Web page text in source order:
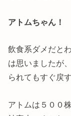
アトムちゃん！
飲食系ダメだと
は思いましたが
られてもすぐ戻
アトムは５００